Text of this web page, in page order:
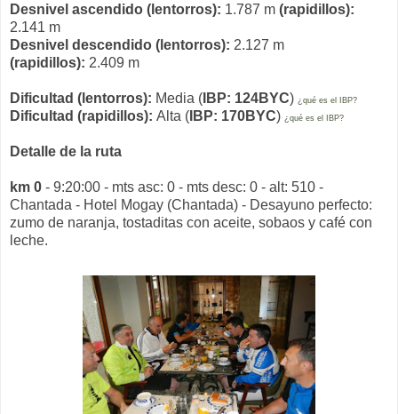
Desnivel ascendido (lentorros): 1.787 m (rapidillos):
2.141 m
Desnivel descendido (lentorros): 2.127 m
(rapidillos): 2.409 m
Dificultad (lentorros): Media ( IBP: 124BYC) ¿qué es el IBP?
Dificultad (rapidillos): Alta ( IBP: 170BYC) ¿qué es el IBP?
Detalle de la ruta
km 0 - 9:20:00 - mts asc: 0 - mts desc: 0 - alt: 510 -
Chantada - Hotel Mogay (Chantada) - Desayuno perfecto:
zumo de naranja, tostaditas con aceite, sobaos y café con
leche.